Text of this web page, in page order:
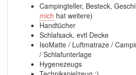
Campingteller, Besteck,
mich hat weitere)
Handtücher
Schlafsack, evtl Decke
IsoMatte / Luftmatraze /
/ Schlafunterlage
Hygenezeugs